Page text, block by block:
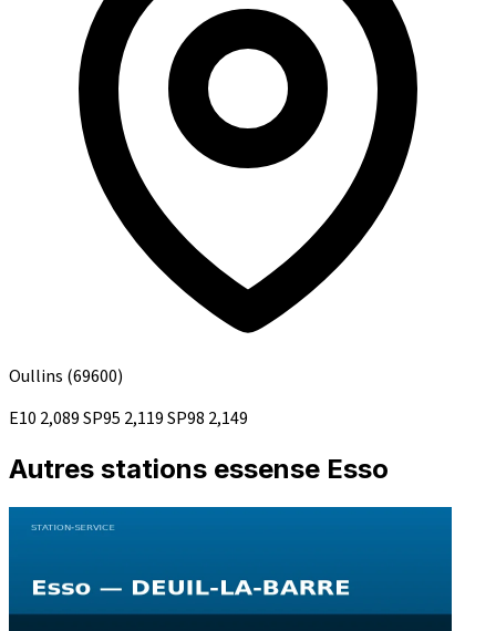
Oullins (69600)
E10 2,089SP95 2,119SP98 2,149
Autres stations essense Esso